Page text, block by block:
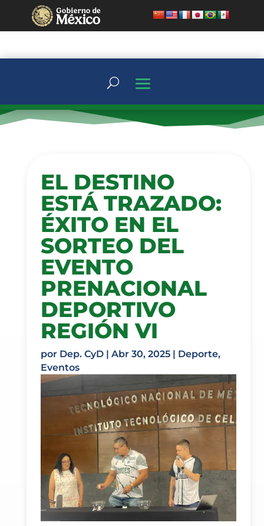
EL DESTINO
ESTÁ TRAZADO:
ÉXITO EN EL
SORTEO DEL
EVENTO
PRENACIONAL
DEPORTIVO
REGIÓN VI
por Dep. CyD| Abr 30, 2025| Deporte,
Eventos